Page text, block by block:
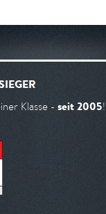
Klasse - seit 2005